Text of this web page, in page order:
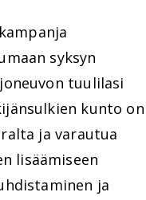
syksyn
tuulilasi
kunto on
ja varautua
lisäämiseen
ja